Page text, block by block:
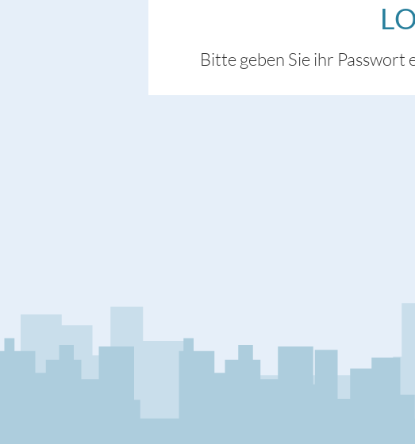
Bitte geben Sie ihr Passwort